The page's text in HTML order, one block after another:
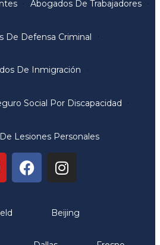
Abogados De Trabajadores
De Defensa Criminal
De Inmigración
Social Por Discapacidad
Lesiones Personales
Beijing